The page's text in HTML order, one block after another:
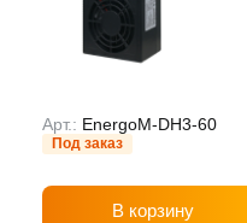
Арт.: EnergoM-DH3-60
Под заказ
В корзину